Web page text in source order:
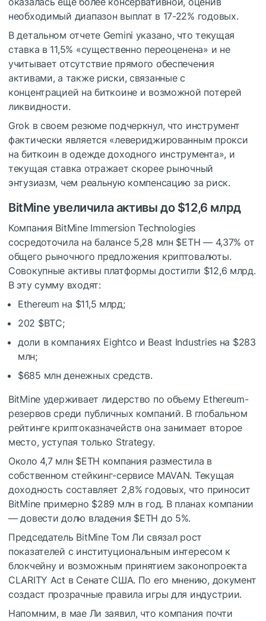
необходимый диапазон выплат в 17-22% годовых.
В детальном отчете Gemini указано, что текущая
ставка в 11,5% «существенно переоценена» и не
учитывает отсутствие прямого обеспечения
активами, а также риски, связанные с
концентрацией на биткоине и возможной потерей
ликвидности.
Grok в своем резюме подчеркнул, что инструмент
фактически является «левериджированным прокси
на биткоин в одежде доходного инструмента», и
текущая ставка отражает скорее рыночный
энтузиазм, чем реальную компенсацию за риск.
BitMine увеличила активы до $12,6 млрд
Компания BitMine Immersion Technologies
сосредоточила на балансе 5,28 млн $ETH — 4,37% от
общего рыночного предложения криптовалюты.
Совокупные активы платформы достигли $12,6 млрд.
В эту сумму входят:
Ethereum на $11,5 млрд;
202 $BTC;
доли в компаниях Eightco и Beast Industries на $283
млн;
$685 млн денежных средств.
BitMine удерживает лидерство по объему Ethereum-
резервов среди публичных компаний. В глобальном
рейтинге криптоказначейств она занимает второе
место, уступая только Strategy.
Около 4,7 млн $ETH компания разместила в
собственном стейкинг-сервисе MAVAN. Текущая
доходность составляет 2,8% годовых, что приносит
BitMine примерно $289 млн в год. В планах компании
— довести долю владения $ETH до 5%.
Председатель BitMine Том Ли связал рост
показателей с институциональным интересом к
блокчейну и возможным принятием законопроекта
CLARITY Act в Сенате США. По его мнению, документ
создаст прозрачные правила игры для индустрии.
Напомним, в мае Ли заявил, что компания почти